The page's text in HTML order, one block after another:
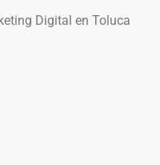
Digital en Toluca